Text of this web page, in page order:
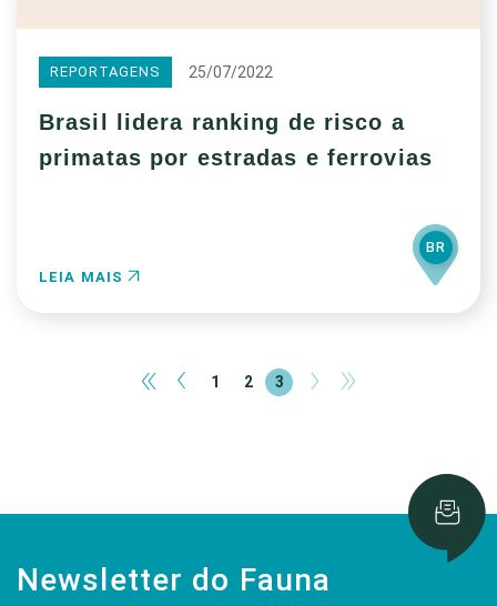
REPORTAGENS 25/07/2022
Brasil lidera ranking de risco a
primatas por estradas e ferrovias
LEIA MAIS
BR
« ‹ 1 2 3 › »
Newsletter do Fauna